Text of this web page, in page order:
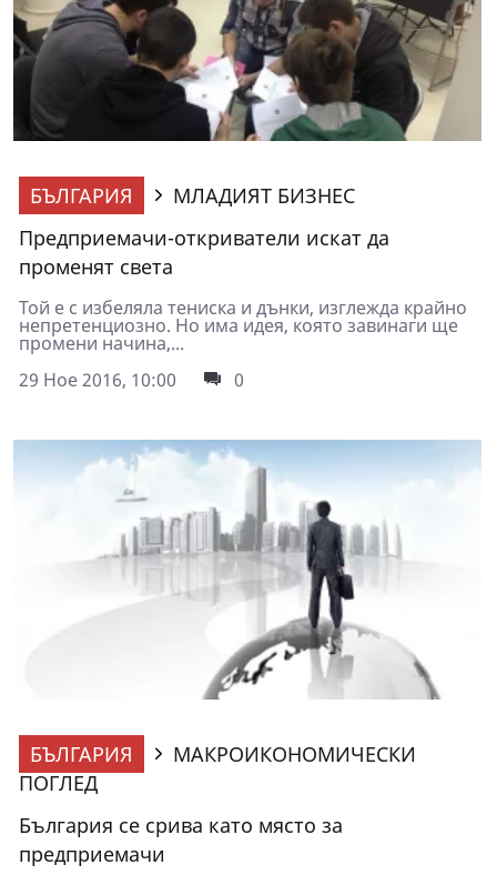
БЪЛГАРИЯ
МЛАДИЯТ БИЗНЕС
Предприемачи-откриватели искат да
променят света
Той е с избеляла тениска и дънки, изглежда крайно
непретенциозно. Но има идея, която завинаги ще
промени начина,...
29 Ное 2016, 10:00
0
БЪЛГАРИЯ
МАКРОИКОНОМИЧЕСКИ
ПОГЛЕД
България се срива като място за
предприемачи